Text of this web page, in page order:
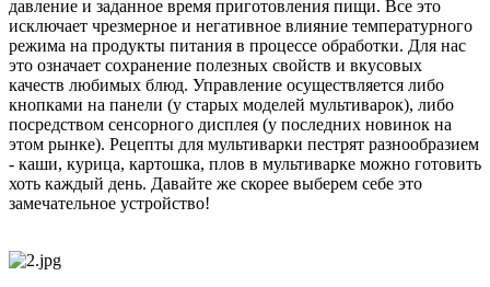
давление и заданное время приготовления пищи. Все это
исключает чрезмерное и негативное влияние температурного
режима на продукты питания в процессе обработки. Для нас
это означает сохранение полезных свойств и вкусовых
качеств любимых блюд. Управление осуществляется либо
кнопками на панели (у старых моделей мультиварок), либо
посредством сенсорного дисплея (у последних новинок на
этом рынке). Рецепты для мультиварки пестрят разнообразием
- каши, курица, картошка, плов в мультиварке можно готовить
хоть каждый день. Давайте же скорее выберем себе это
замечательное устройство!